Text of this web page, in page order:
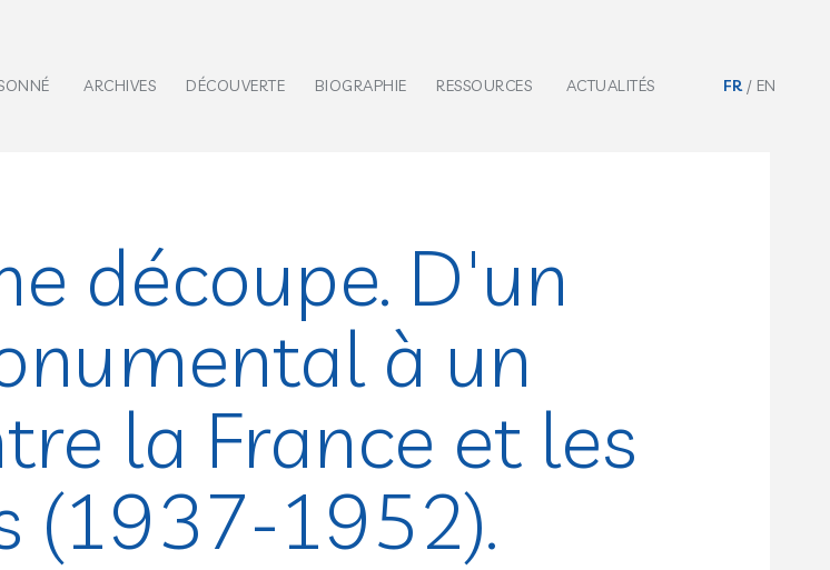
ARCHIVES DÉCOUVERTE BIOGRAPHIE RESSOURCES ACTUALITÉS FR EN
découpe. D'un
à un
la France et les
(1937-1952).